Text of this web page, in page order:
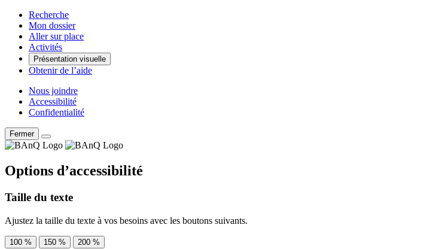
Recherche
Mon dossier
Aller sur place
Activités
Présentation visuelle
Obtenir de l’aide
Nous joindre
Accessibilité
Confidentialité
Fermer
Options d’accessibilité
Taille du texte
Ajustez la taille du texte à vos besoins avec les boutons suivants.
100 % 150 % 200 %